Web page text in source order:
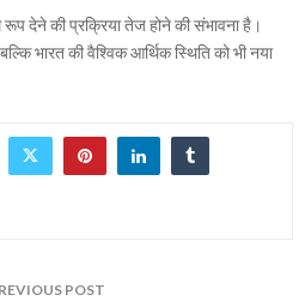
देने की प्रक्रिया तेज होने की संभावना है।
भारत की वैश्विक आर्थिक स्थिति को भी नया
POST